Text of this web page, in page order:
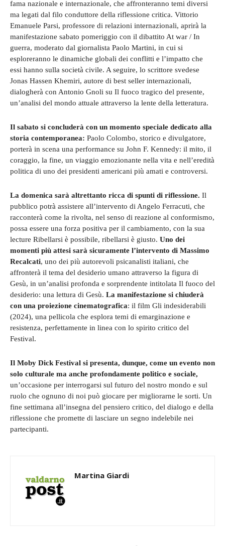
fama nazionale e internazionale, che affronteranno temi diversi
ma legati dal filo conduttore della riflessione critica. Vittorio
Emanuele Parsi, professore di relazioni internazionali, aprirà la
manifestazione sabato pomeriggio con il dibattito At war / In
guerra, moderato dal giornalista Paolo Martini, in cui si
esploreranno le dinamiche globali dei conflitti e l’impatto che
essi hanno sulla società civile. A seguire, lo scrittore svedese
Jonas Hassen Khemiri, autore di best seller internazionali,
dialogherà con Antonio Gnoli su Il fuoco tragico del presente,
un’analisi del mondo attuale attraverso la lente della letteratura.
Il sabato si concluderà con un momento speciale dedicato alla
storia contemporanea: Paolo Colombo, storico e divulgatore,
porterà in scena una performance su John F. Kennedy: il mito, il
coraggio, la fine, un viaggio emozionante nella vita e nell’eredità
politica di uno dei presidenti americani più amati e controversi.
La domenica sarà altrettanto ricca di spunti di riflessione. Il
pubblico potrà assistere all’intervento di Angelo Ferracuti, che
racconterà come la rivolta, nel senso di reazione al conformismo,
possa essere una forza positiva per il cambiamento, con la sua
lecture Ribellarsi è possibile, ribellarsi è giusto. Uno dei
momenti più attesi sarà sicuramente l’intervento di Massimo
Recalcati, uno dei più autorevoli psicanalisti italiani, che
affronterà il tema del desiderio umano attraverso la figura di
Gesù, in un’analisi profonda e sorprendente intitolata Il fuoco del
desiderio: una lettura di Gesù. La manifestazione si chiuderà
con una proiezione cinematografica: il film Gli indesiderabili
(2024), una pellicola che esplora temi di emarginazione e
resistenza, perfettamente in linea con lo spirito critico del
Festival.
Il Moby Dick Festival si presenta, dunque, come un evento non
solo culturale ma anche profondamente politico e sociale,
un’occasione per interrogarsi sul futuro del nostro mondo e sul
ruolo che ognuno di noi può giocare per migliorarne le sorti. Un
fine settimana all’insegna del pensiero critico, del dialogo e della
riflessione che promette di lasciare un segno indelebile nei
partecipanti.
Martina Giardi